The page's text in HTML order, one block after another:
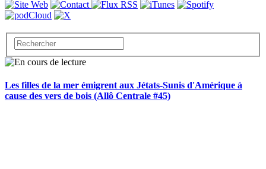
Les filles de la mer émigrent aux Jétats-Sunis d'Amérique à
cause des vers de bois (Allô Centrale #45)